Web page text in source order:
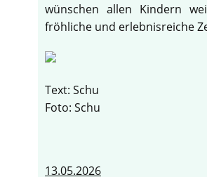
wünschen allen Kindern
fröhliche und erlebnisreiche
Text: Schu
Foto: Schu
13.05.2026